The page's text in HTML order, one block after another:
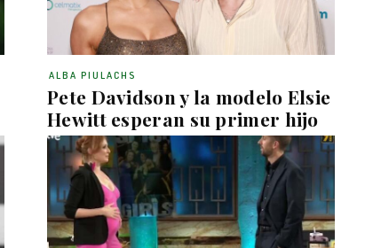
Pete Davidson y la modelo Elsie
Hewitt esperan su primer hijo
ALBA PIULACHS